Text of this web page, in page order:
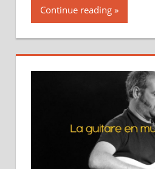
Continue reading